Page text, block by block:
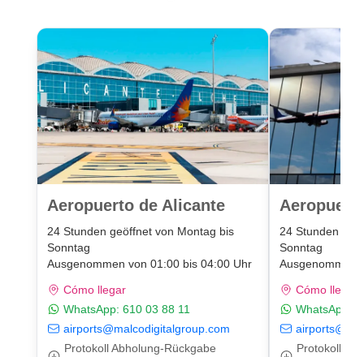
Aeropuerto de Alicante
24 Stunden geöffnet von Montag bis
Sonntag
Ausgenommen von 01:00 bis 04:00 Uhr
Cómo llegar
WhatsApp: 610 03 88 11
airports@malcodigitalgroup.com
Protokoll Abholung-Rückgabe
24 Stunden
Sonntag
Ausgenommen
Cómo llegar
WhatsApp:
Protokoll